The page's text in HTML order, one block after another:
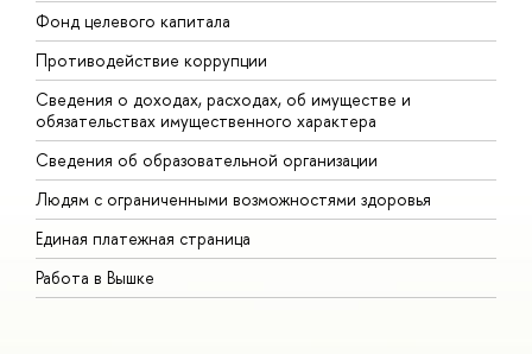
Фонд целевого капитала
Противодействие коррупции
Сведения о доходах, расходах, об имуществе и
обязательствах имущественного характера
Сведения об образовательной организации
Людям с ограниченными возможностями здоровья
Единая платежная страница
Работа в Вышке